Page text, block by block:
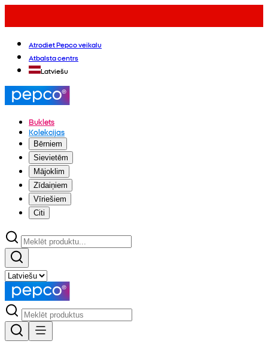
Atrodiet Pepco veikalu
Atbalsta centrs
Latviešu
Buklets
Kolekcijas
Bērniem
Sievietēm
Mājoklim
Zīdaiņiem
Vīriešiem
Citi